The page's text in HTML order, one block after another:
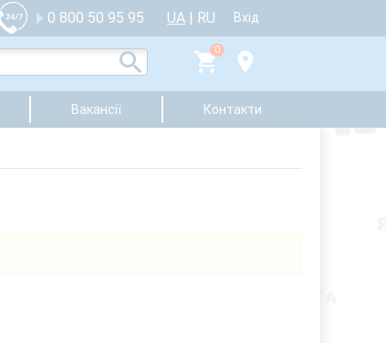
0 800 50 95 95 UA | RU Вхід
0
Вакансії Контакти